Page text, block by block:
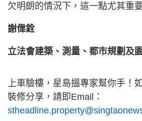
欠明朗的情況下，這一點尤其重
謝偉銓
立法會建築、測量、都市規劃及
上車驗樓，星島搵專家幫你手！
裝修分享，請即Email：